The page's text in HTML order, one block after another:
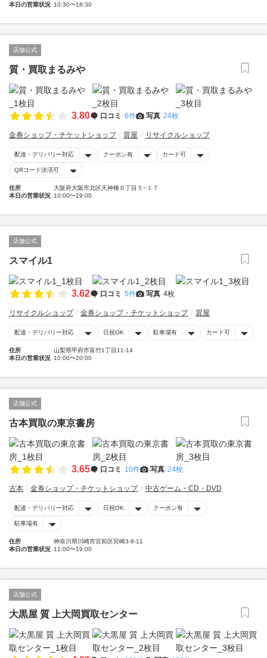
本日の営業状況 10:30〜18:30
店舗公式
質・買取まるみや
3.80 口コミ 6件 写真 24枚
金券ショップ・チケットショップ 質屋 リサイクルショップ
配達・デリバリー対応 クーポン有 カード可
QRコード決済可
住所
大阪府大阪市北区天神橋６丁目５−１７
本日の営業状況 10:00〜19:00
店舗公式
スマイル1
3.62 口コミ 5件 写真 4枚
リサイクルショップ 金券ショップ・チケットショップ 質屋
配達・デリバリー対応 日祝OK 駐車場有 カード可
住所
山梨県甲府市富竹1丁目11-14
本日の営業状況 10:00〜20:00
店舗公式
古本買取の東京書房
3.65 口コミ 10件 写真 24枚
古本 金券ショップ・チケットショップ 中古ゲーム・CD・DVD
配達・デリバリー対応 日祝OK クーポン有
駐車場有
住所
神奈川県川崎市宮前区宮崎3-9-11
本日の営業状況 11:00〜19:00
店舗公式
大黒屋 質 上大岡買取センター